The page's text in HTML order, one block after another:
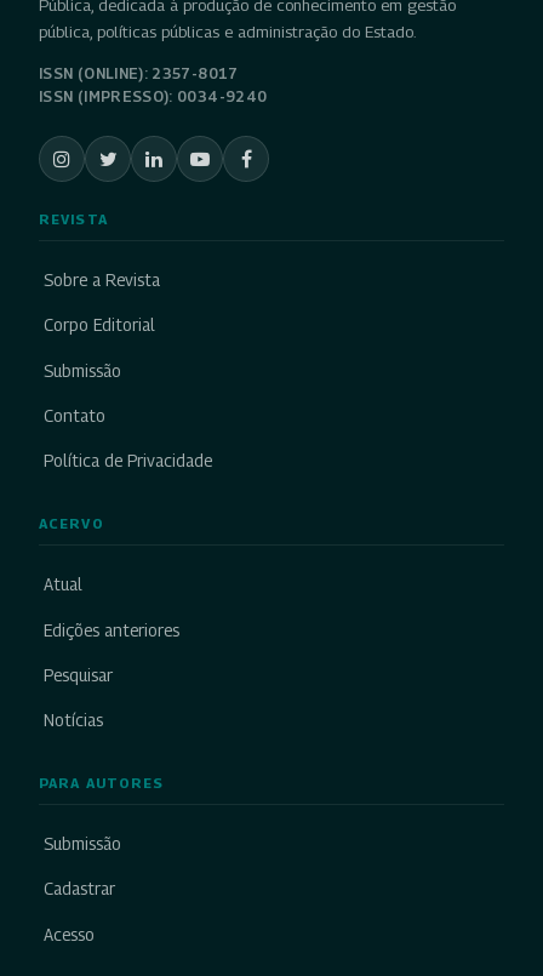
Pública, dedicada à produção de conhecimento em gestão
pública, políticas públicas e administração do Estado.
ISSN (ONLINE): 2357-8017
ISSN (IMPRESSO): 0034-9240
REVISTA
Sobre a Revista
Corpo Editorial
Submissão
Contato
Política de Privacidade
ACERVO
Atual
Edições anteriores
Pesquisar
Notícias
PARA AUTORES
Submissão
Cadastrar
Acesso